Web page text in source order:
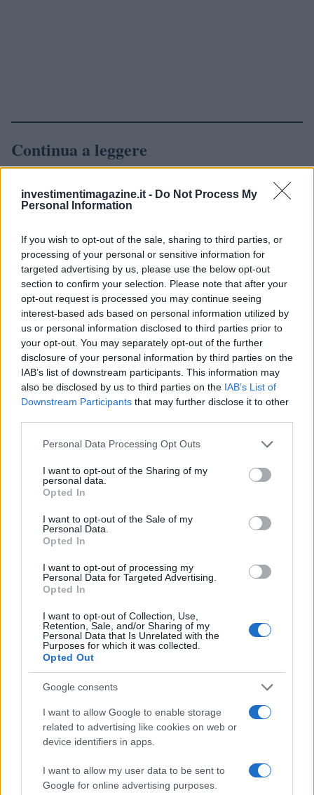
investimentimagazine.it - Do Not Process My
Personal Information
If you wish to opt-out of the sale, sharing to third parties, or
processing of your personal or sensitive information for
targeted advertising by us, please use the below opt-out
section to confirm your selection. Please note that after your
opt-out request is processed you may continue seeing
interest-based ads based on personal information utilized by
us or personal information disclosed to third parties prior to
your opt-out. You may separately opt-out of the further
disclosure of your personal information by third parties on the
IAB’s list of downstream participants. This information may
also be disclosed by us to third parties on the IAB’s List of
Downstream Participants that may further disclose it to other
Please note that this website/app uses one or more Google
not limited to your visit or usage behaviour. You may click to
grant or deny consent to Google and its third-party tags to
use your data for below specified purposes in below Google
consent section.
Personal Data Processing Opt Outs
I want to opt-out of the Sharing of my
personal data.
Opted In
I want to opt-out of the Sale of my
Personal Data.
Opted In
I want to opt-out of processing my
Personal Data for Targeted Advertising.
Opted In
I want to opt-out of Collection, Use,
Retention, Sale, and/or Sharing of my
Personal Data that Is Unrelated with the
Purposes for which it was collected.
Opted Out
Google consents
I want to allow Google to enable storage
related to advertising like cookies on web or
device identifiers in apps.
I want to allow my user data to be sent to
Google for online advertising purposes.
Continua a leggere
Petrolio in calo: Brent a 91,82$, ribassi a due cifre per greggio
e oro
Andrea Innocenti · 5 Ago 2026
NEWS
La macchina usata più affidabile: un investimento che esige
ponderazione